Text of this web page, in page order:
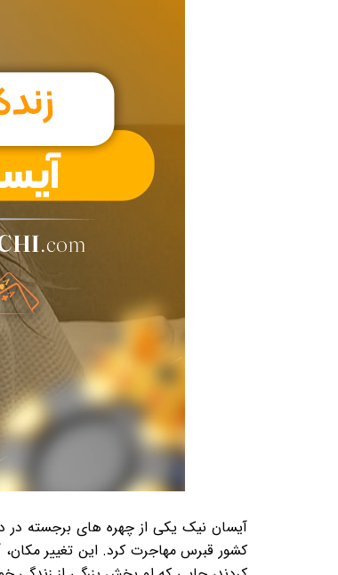
آیسان نیک یکی از چهره های برجسته در